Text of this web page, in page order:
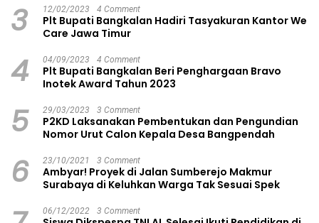
3 12/02/2023 4 Comment
Plt Bupati Bangkalan Hadiri Tasyakuran Kantor We
Care Jawa Timur
4 04/09/2023 4 Comment
Plt Bupati Bangkalan Beri Penghargaan Bravo
Inotek Award Tahun 2023
5 29/03/2023 3 Comment
P2KD Laksanakan Pembentukan dan Pengundian
Nomor Urut Calon Kepala Desa Bangpendah
6 23/10/2021 3 Comment
Ambyar! Proyek di Jalan Sumberejo Makmur
Surabaya di Keluhkan Warga Tak Sesuai Spek
06/12/2022 3 Comment